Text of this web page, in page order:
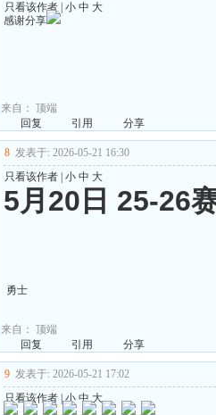
只看该作者 小 中 大
感谢分享
来自： 顶端
回复
引用 分享
8 发表于: 2026-05-21 16:30
只看该作者 小 中 大
5月20日 25-26
勇士
来自： 顶端
回复
引用 分享
9 发表于: 2026-05-21 17:02
只看该作者 |小 中 大